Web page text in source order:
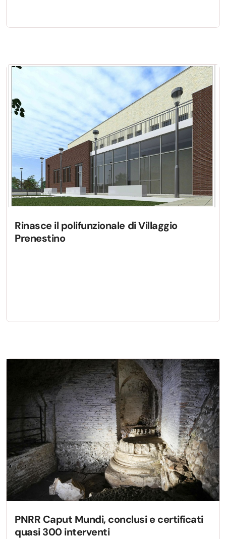
Rinasce il polifunzionale di Villaggio
Prenestino
PNRR Caput Mundi, conclusi e certificati
quasi 300 interventi